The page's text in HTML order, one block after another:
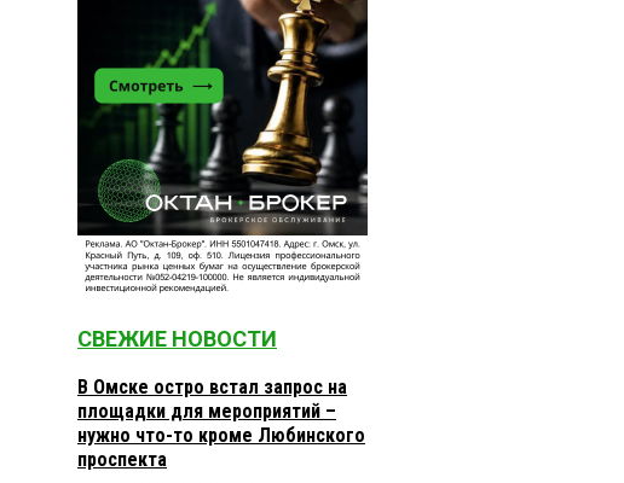
СВЕЖИЕ НОВОСТИ
В Омске остро встал запрос на
площадки для мероприятий –
нужно что-то кроме Любинского
проспекта